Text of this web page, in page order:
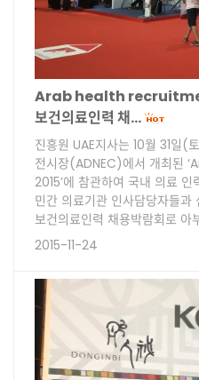
Arab health
보건의료인력 채…
진흥원 UAE지사는 10월 31일(
전시장(ADNEC)에서 개최
2015’에 참관하여 국내 의료
민간 의료기관 인사담당자들
보건의료인력 채용박람회로 아
2015-11-24